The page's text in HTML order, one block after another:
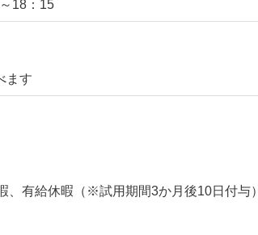
18：15
ます
、有給休暇（※試用期間3か月後10日付与）